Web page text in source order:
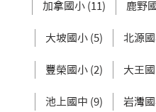
加拿國小 (11) 鹿野
大坡國小 (5) 北源
豐榮國小 (2) 大王
池上國中 (9) 岩灣